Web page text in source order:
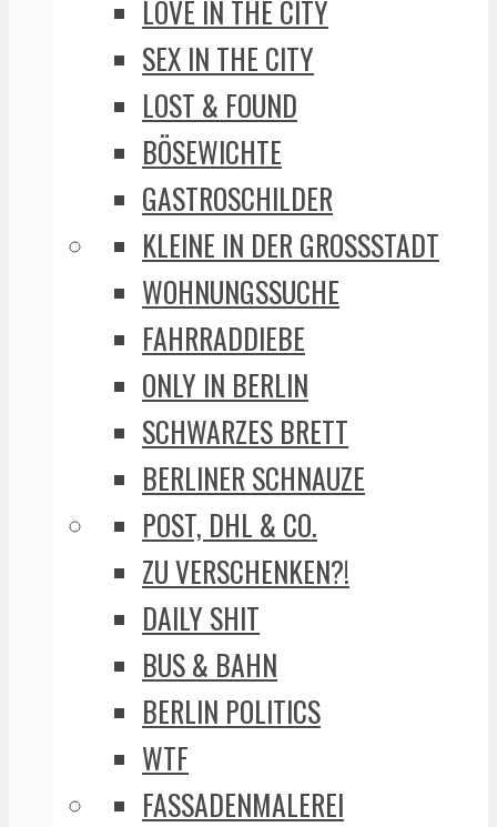
LOVE IN THE CITY
SEX IN THE CITY
LOST & FOUND
BÖSEWICHTE
GASTROSCHILDER
KLEINE IN DER GROSSSTADT
WOHNUNGSSUCHE
FAHRRADDIEBE
ONLY IN BERLIN
SCHWARZES BRETT
BERLINER SCHNAUZE
POST, DHL & CO.
ZU VERSCHENKEN?!
DAILY SHIT
BUS & BAHN
BERLIN POLITICS
WTF
FASSADENMALEREI